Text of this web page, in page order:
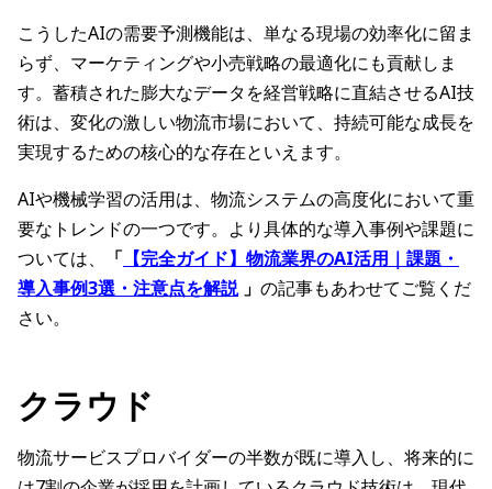
こうしたAIの需要予測機能は、単なる現場の効率化に留ま
らず、マーケティングや小売戦略の最適化にも貢献しま
す。蓄積された膨大なデータを経営戦略に直結させるAI技
術は、変化の激しい物流市場において、持続可能な成長を
実現するための核心的な存在といえます。
AIや機械学習の活用は、物流システムの高度化において重
要なトレンドの一つです。より具体的な導入事例や課題に
ついては、
「 【完全ガイド】物流業界のAI活用｜課題・
導入事例3選・注意点を解説」 の記事もあわせてご覧くだ
さい。
クラウド
物流サービスプロバイダーの半数が既に導入し、将来的に